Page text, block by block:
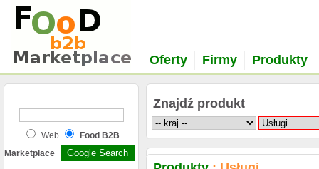
Oferty Firmy Produkty
Web
Food B2B
Marketplace
Znajdź produkt